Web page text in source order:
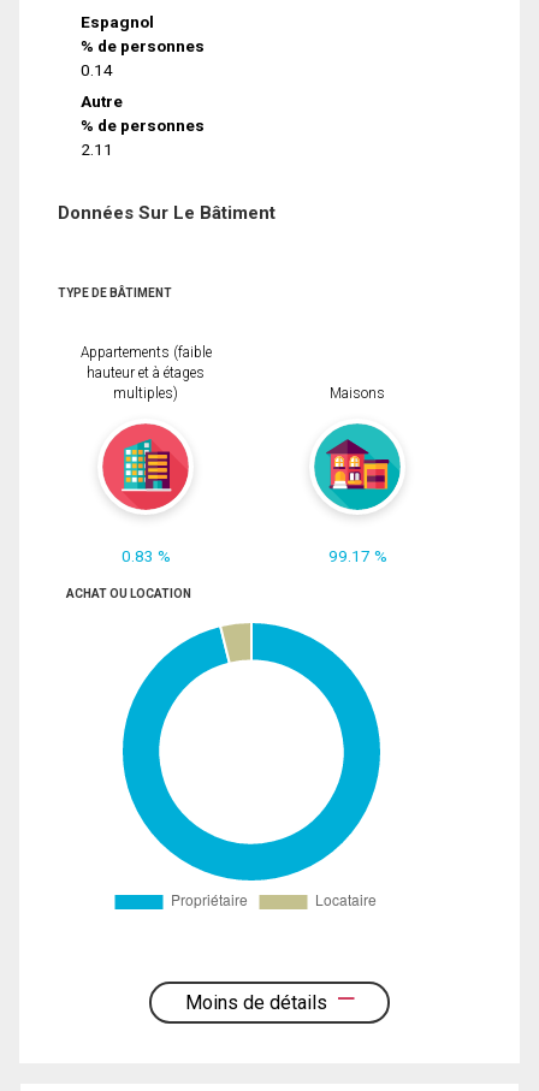
Espagnol
% de personnes
0.14
Autre
% de personnes
2.11
Données Sur Le Bâtiment
TYPE DE BÂTIMENT
Appartements (faible
hauteur et à étages
multiples)
0.83 %
Maisons
99.17 %
ACHAT OU LOCATION
Moins de détails